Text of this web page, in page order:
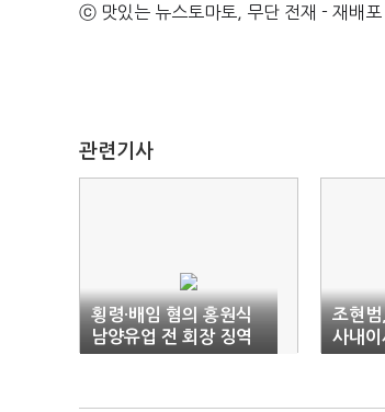
ⓒ 맛있는 뉴스토마토, 무단 전재 - 재배포
관련기사
횡령·배임 혐의 홍원식
남양유업 전 회장 징역
3년
조현
사내
간 문